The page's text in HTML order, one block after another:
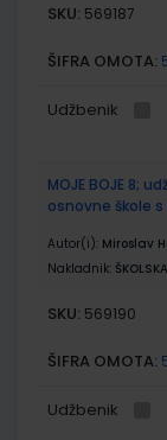
SKU: 569187
ŠIFRA OMOTA:
Udžbenik
MOJE BOJE 8;
osnovne škole
Autor(i): Miroslav
Nakladnik:
SKU: 569190
ŠIFRA OMOTA:
Udžbenik